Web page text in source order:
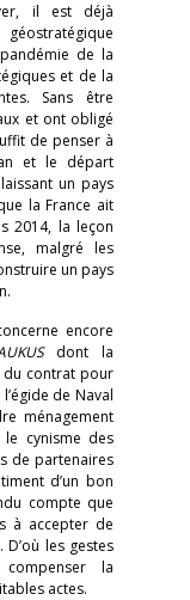
il est déjà
de la
et de la
Sans être
et ont obligé
de penser à
et le départ
un pays
la France ait
2014, la leçon
malgré les
un pays
encore
dont la
du contrat pour
de Naval
ménagement
cynisme des
de partenaires
d’un bon
compte que
à accepter de
les gestes
la
actes.